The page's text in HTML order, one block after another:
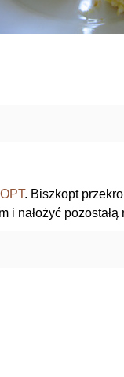
. Biszkopt
i nałożyć pozostałą